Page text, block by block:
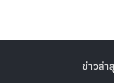
ข่าวล่า